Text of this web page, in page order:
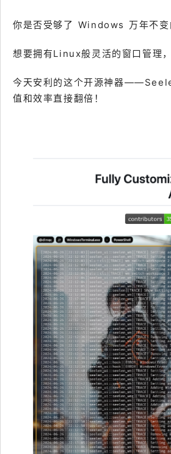
你是否受够了 Windows 万年不变
想要拥有Linux般灵活的窗口管理
今天安利的这个开源神器
值和效率直接翻倍！